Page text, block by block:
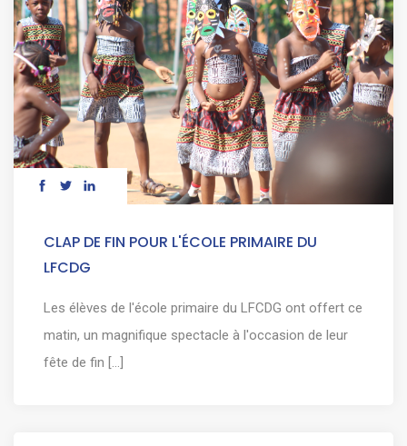
CLAP DE FIN POUR L'ÉCOLE PRIMAIRE DU
LFCDG
Les élèves de l'école primaire du LFCDG ont offert ce
matin, un magnifique spectacle à l'occasion de leur
fête de fin [...]